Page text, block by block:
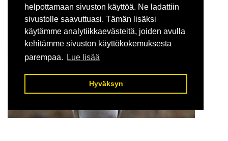
helpottamaan sivuston käyttöä. Ne ladattiin
sivustolle saavuttuasi. Tämän lisäksi
käytämme analytiikkaevästeitä, joiden avulla
kehitämme sivuston käyttökokemuksesta
parempaa.
Lue lisää
Hyväksyn